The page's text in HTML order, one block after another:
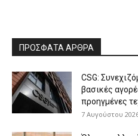
ΠΡΟΣΦΑΤΑ ΑΡΘΡΑ
CSG:
βασικές
προηγμένες
7 Αυγούστου